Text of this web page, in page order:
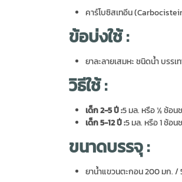
คาร์โบซิสเทอีน
ข้อบ่งใช้ :
ยาละลายเสมหะ ชนิดน้ำ บรร
วิธีใช้ :
เด็ก2-5ปี :5 มล. หรือ ½ ช้อน
เด็ก5-12ปี :5 มล. หรือ 1 ช้อน
ขนาดบรรจุ :
ยาน้ำแขวนตะกอน 200 มก. /